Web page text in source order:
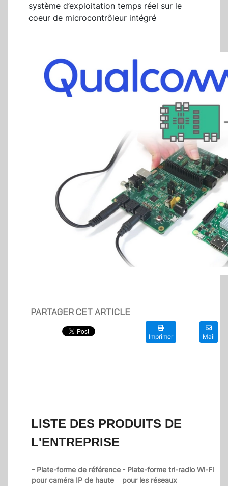
système d’exploitation temps réel sur le
coeur de microcontrôleur intégré
PARTAGER CET ARTICLE
Imprimer Mail
LISTE DES PRODUITS DE
L'ENTREPRISE
- Plate-forme de référence
pour caméra IP de haute
- Plate-forme tri-radio Wi-Fi
pour les réseaux